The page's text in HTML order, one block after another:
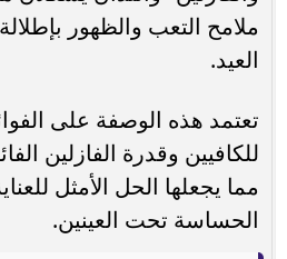
ملامح التعب والظهور
العيد.
تعتمد هذه الوصفة على
للكافيين وقدرة الفازلين
مما يجعلها الحل الأمثل
الحساسة تحت العينين.